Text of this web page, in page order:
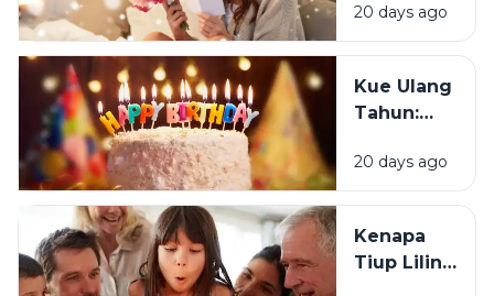
Tahun?
Mendapat
Ucapan
Tahun?
20 days ago
Kue Ulang
Tahun:
Tradisi Ini
Berawal?
20 days ago
Kenapa
Tiup Lilin